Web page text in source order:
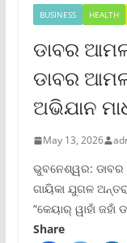
BUSINESS HEALTH
ଡାବର
ଡାବର
ଅଭିଯାନ
May 13, 2026
ଭୁବନେଶ୍ୱର:
ଗାୟିକା ଯୁଗଳ
“କେୟାର୍ ୱାହାଁ ଜହାଁ
Share